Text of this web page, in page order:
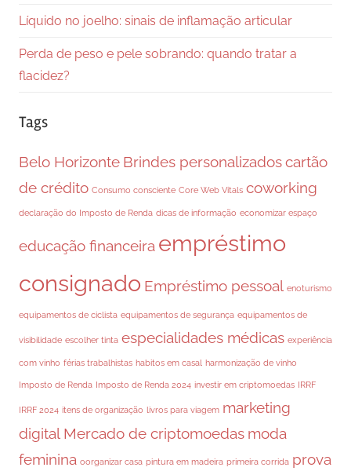
Líquido no joelho: sinais de inflamação articular
Perda de peso e pele sobrando: quando tratar a
flacidez?
Tags
Belo Horizonte Brindes personalizadoscartão
de crédito Consumo consciente Core Web Vitals coworking
declaração do Imposto de Renda dicas de informação economizar espaço
educação financeira empréstimo
consignado Empréstimo pessoal enoturismo
equipamentos de ciclista equipamentos de segurança equipamentos de
visibilidade escolher tinta especialidades médicas experiência
com vinho férias trabalhistas habitos em casal harmonização de vinho
Imposto de Renda Imposto de Renda 2024 investir em criptomoedas IRRF
IRRF 2024 itens de organização livros para viagem marketing
digital Mercado de criptomoedas moda
feminina oorganizar casa pintura em madeira primeira corrida prova